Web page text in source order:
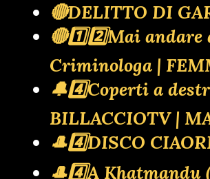
🔴DELITTO DI
🔴1️⃣2️⃣Mai
Criminologa |
🔔4️⃣Coperti a
BILLACCIOTV |
🎩4️⃣DISCO
🎩4️⃣A Khatmandu